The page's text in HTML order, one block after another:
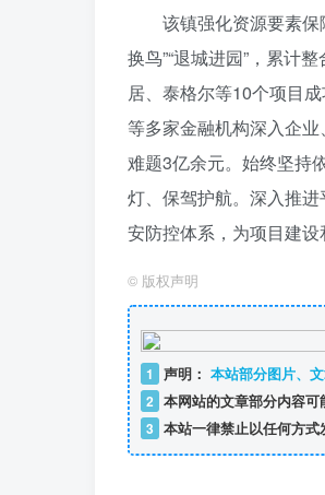
该镇强化资源要素保
换鸟”“退城进园”，累计
居、泰格尔等10个项目
等多家金融机构深入企
难题3亿余元。始终坚持
灯、保驾护航。深入推进
安防控体系，为项目建设
© 版权声明
1 声明： 本站部分图片、
2 本网站的文章部分内容
3 本站一律禁止以任何方